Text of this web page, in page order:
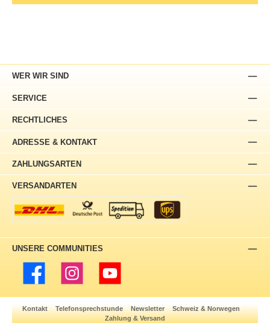
ADRESSE & KONTAKT
WER WIR SIND
SERVICE
RECHTLICHES
ZAHLUNGSARTEN
VERSANDARTEN
UNSERE COMMUNITIES
Facebook Instagram YouTube
Kontakt Telefonsprechstunde Newsletter
Schweiz & Norwegen
Zahlung & Versand